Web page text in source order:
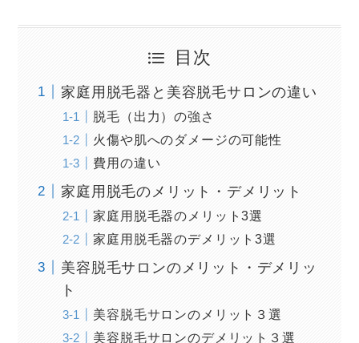
目次
家庭用脱毛器と美容脱毛サロンの違い
脱毛（出力）の強さ
火傷や肌へのダメージの可能性
費用の違い
家庭用脱毛のメリット・デメリット
家庭用脱毛器のメリット3選
家庭用脱毛器のデメリット3選
美容脱毛サロンのメリット・デメリッ
ト
美容脱毛サロンのメリット３選
美容脱毛サロンのデメリット３選